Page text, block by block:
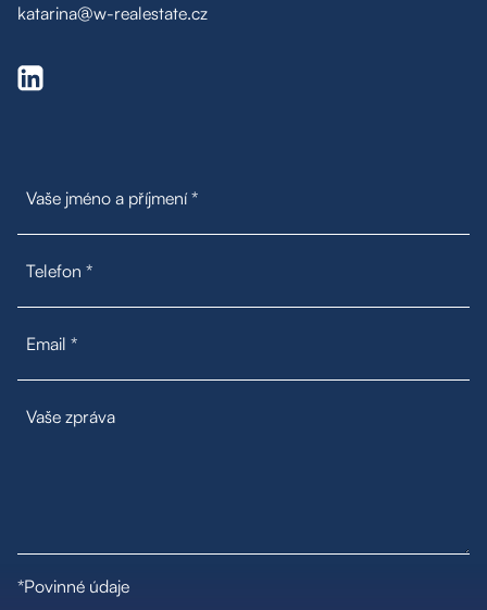
katarina@w-realestate.cz
*Povinné údaje